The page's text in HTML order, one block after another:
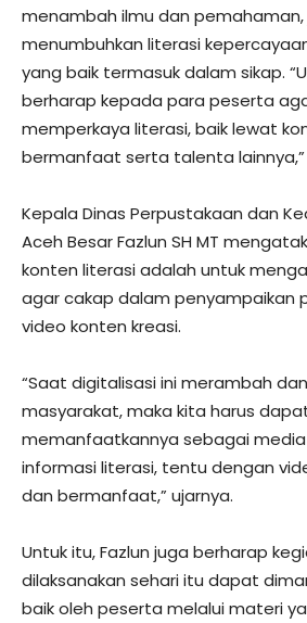
menambah ilmu dan
menumbuhkan literasi
yang baik termasuk dalam sikap.
berharap kepada para peserta
memperkaya literasi, baik lewat
bermanfaat serta talenta lainnya,”
Kepala Dinas Perpustakaan dan
Aceh Besar Fazlun SH MT
konten literasi adalah untuk
agar cakap dalam penyampaikan
video konten kreasi.
“Saat digitalisasi ini merambah
masyarakat, maka kita harus
memanfaatkannya sebagai
informasi literasi, tentu dengan
dan bermanfaat,” ujarnya.
Untuk itu, Fazlun juga berharap
dilaksanakan sehari itu dapat
baik oleh peserta melalui materi